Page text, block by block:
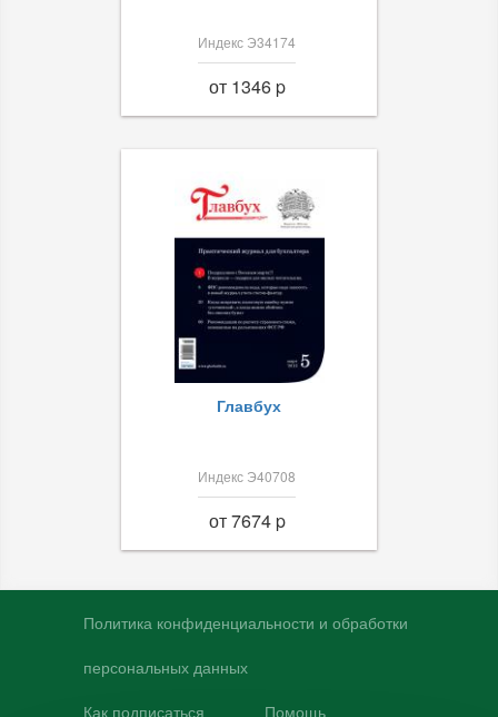
Индекс Э34174
от 1346 p
Главбух
Индекс Э40708
от 7674 p
Политика конфиденциальности и обработки
персональных данных
Как подписаться Помощь